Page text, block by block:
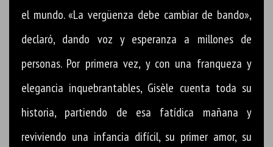
el mundo. «La vergüenza debe cambiar de bando»,
declaró, dando voz y esperanza a millones de
personas. Por primera vez, y con una franqueza y
elegancia inquebrantables, Gisèle cuenta toda su
historia, partiendo de esa fatídica mañana y
reviviendo una infancia difícil, su primer amor, su